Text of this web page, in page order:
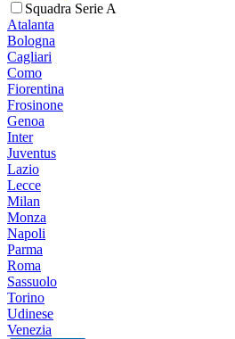
Squadra Serie A
Atalanta
Bologna
Cagliari
Como
Fiorentina
Frosinone
Genoa
Inter
Juventus
Lazio
Lecce
Milan
Monza
Napoli
Parma
Roma
Sassuolo
Torino
Udinese
Venezia